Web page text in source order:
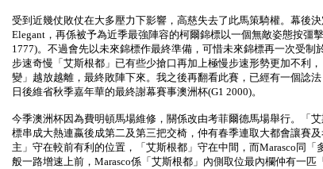
受到近幾仗敗仗在大多壓力下影響，高慈失去了此馬策騎權。幕後
Elegant，再係被予為近季最強陣容的柯爾錦標以一個無敵姿態按彊
1777)。不過會先以未來錦標作最終準備，可惜未來錦標再一次受
步速奇慢「艾斯根都」已有些少搶口再加上極慢步速形勢更加不利
變」越放越離，最終敗陣下來。我之後再翻看此賽，已經有一個諗
日後維省秋季嘉年華的最終謝幕賽事澳洲杯(G1 2000)。
今季澳洲杯因為費明頓馬場維修，關係改由考菲爾德馬場舉行。「
標串成大熱連嬴後成第二及第三把交椅，仲有春季連取大都會讓賽
主」守在較前有利的位置，「艾斯根都」守在中間，而Marasco同
般一路增速上前，Marasco係「艾斯根都」內側取位最內欄仲有一